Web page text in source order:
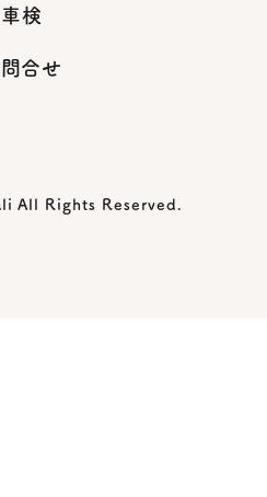
車検
合せ
All Rights Reserved.